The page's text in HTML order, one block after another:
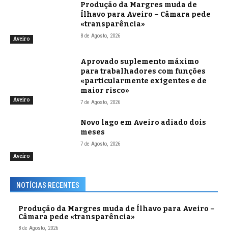
Aveiro
Produção da Margres muda de
Ílhavo para Aveiro – Câmara pede
«transparência»
8 de Agosto, 2026
Aveiro
Aprovado suplemento máximo
para trabalhadores com funções
«particularmente exigentes e de
maior risco»
7 de Agosto, 2026
Aveiro
Novo lago em Aveiro adiado dois
meses
7 de Agosto, 2026
NOTÍCIAS RECENTES
Produção da Margres muda de Ílhavo para Aveiro –
Câmara pede «transparência»
8 de Agosto, 2026